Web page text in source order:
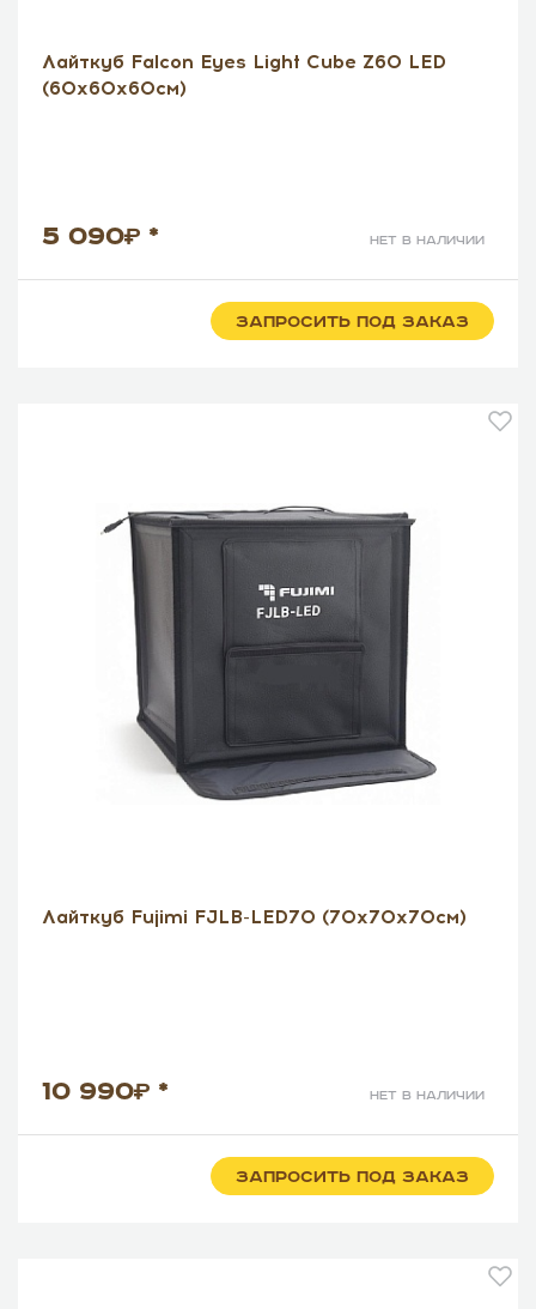
Лайткуб Falcon Eyes Light Cube Z60 LED
(60х60х60см)
5 090 * нет в наличии
ЗАПРОСИТЬ ПОД ЗАКАЗ
Лайткуб Fujimi FJLB-LED70 (70х70х70см)
10 990 * нет в наличии
ЗАПРОСИТЬ ПОД ЗАКАЗ